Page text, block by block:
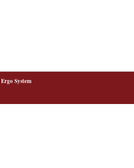
Ergo System